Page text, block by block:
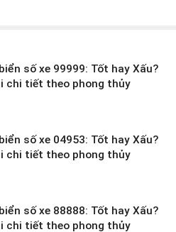
số xe 99999: Tốt hay Xấu?
chi tiết theo phong thủy
số xe 04953: Tốt hay Xấu?
chi tiết theo phong thủy
số xe 88888: Tốt hay Xấu?
chi tiết theo phong thủy